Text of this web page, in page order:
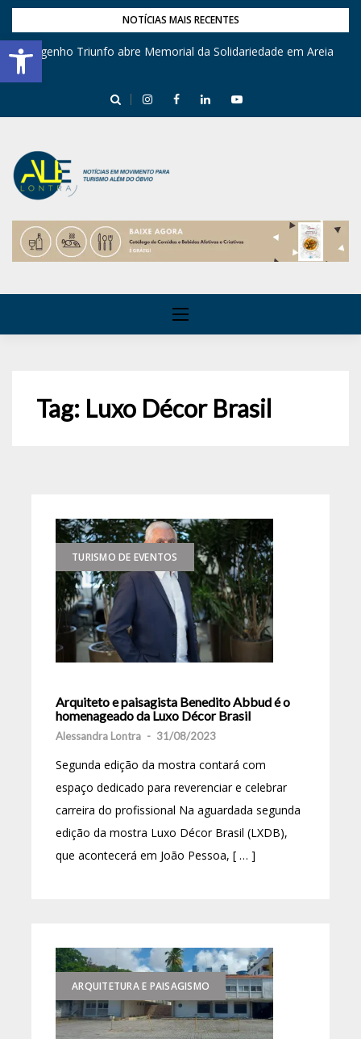
Barra de Ferramentas Aberta
NOTÍCIAS MAIS RECENTES
Engenho Triunfo abre Memorial da Solidariedade em Areia
Tag: Luxo Décor Brasil
TURISMO DE EVENTOS
Arquiteto e paisagista Benedito Abbud é o
homenageado da Luxo Décor Brasil
Alessandra Lontra - 31/08/2023
Segunda edição da mostra contará com
espaço dedicado para reverenciar e celebrar
carreira do profissional Na aguardada segunda
edição da mostra Luxo Décor Brasil (LXDB),
que acontecerá em João Pessoa, [ … ]
ARQUITETURA E PAISAGISMO